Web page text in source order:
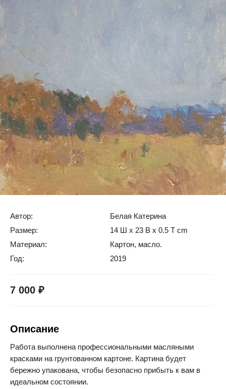
Лучик солнышка
Размер:
14 Ш x 23 В x 0.5 Т cm
Материал:
Картон, масло.
Год:
2019
Автор: Белая Катерина
Работа выполнена профессиональными масляными
красками на грунтованном картоне. Картина будет
бережно упакована, чтобы безопасно прибыть к вам в
идеальном состоянии.
Описание
Купить картину
7 000 ₽